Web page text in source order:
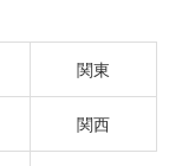
関東
関西